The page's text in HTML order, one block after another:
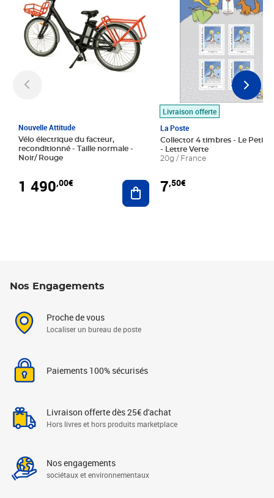
Nouvelle Attitude
Vélo électrique du facteur,
reconditionné - Taille normale -
Noir/ Rouge
1 490,00€ Ajouter au panier
Livraison offerte
La Poste
Collector 4 timbres - Le Petit
- Lettre Verte
20g / France
7,50€
Nos Engagements
Proche de vous
Localiser un bureau de poste
Paiements 100% sécurisés
Livraison offerte dès 25€ d'achat
Hors livres et hors produits marketplace
Nos engagements
sociétaux et environnementaux